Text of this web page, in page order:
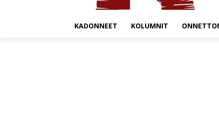
KADONNEET KOLUMNIT